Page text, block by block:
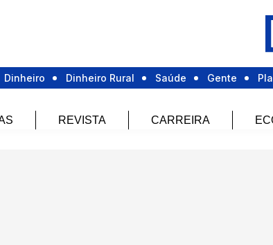
Dinheiro Dinheiro Rural Saúde Gente
REVISTA CARREIRA